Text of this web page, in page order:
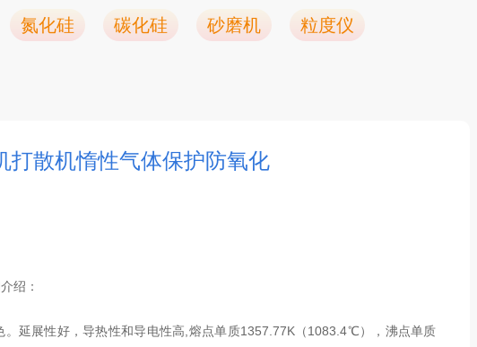
氮化硅 碳化硅 砂磨机 粒度仪
打散机惰性气体保护防氧化
绍：
。延展性好，导热性和导电性高,熔点单质1357.77K（1083.4℃），沸点单质